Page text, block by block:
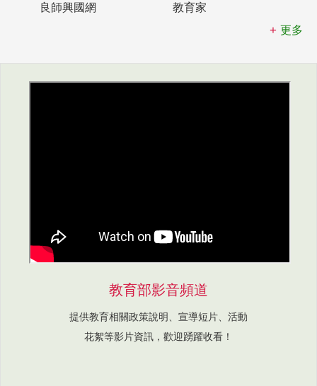
良師興國網
教育家
更多
教育部影音頻道
提供教育相關政策說明、宣導短片、活動
花絮等影片資訊，歡迎踴躍收看！